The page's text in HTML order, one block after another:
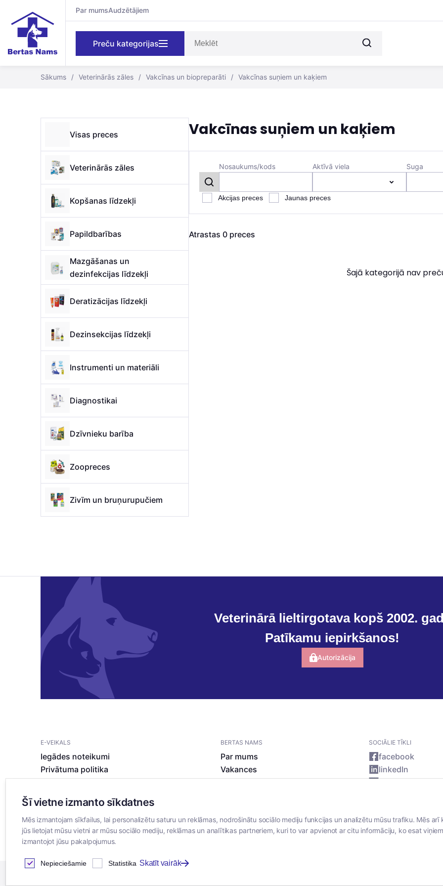
Par mumsAudzētājiem
Preču kategorijas
Sākums / Veterinārās zāles / Vakcīnas un biopreparāti / Vakcīnas suņiem un kaķiem
Visas preces
Veterinārās zāles
Kopšanas līdzekļi
Papildbarības
Mazgāšanas un
dezinfekcijas līdzekļi
Deratizācijas līdzekļi
Dezinsekcijas līdzekļi
Instrumenti un materiāli
Diagnostikai
Dzīvnieku barība
Zoopreces
Zivīm un bruņurupučiem
Vakcīnas suņiem un kaķiem
Nosaukums/kods Aktīvā viela Suga
Akcijas preces Jaunas preces
Atrastas 0preces
Šajā kategorijā nav
Veterinārā lieltirgotava kopš 2002.
Patīkamu iepirkšanos!
Autorizācija
E-VEIKALS
Iegādes noteikumi
Privātuma politika
BERTAS NAMS
Par mums
Vakances
SOCIĀLIE TĪKLI
facebook
linkedIn
Šī vietne izmanto sīkdatnes
Mēs izmantojam sīkfailus, lai personalizētu saturu un reklāmas, nodrošinātu sociālo mediju funkcijas un analizētu mūsu trafiku. Mēs
jūs lietojat mūsu vietni ar mūsu sociālo mediju, reklāmas un analītikas partneriem, kuri to var apvienot ar citu informāciju, ko esat
izmantojot jūsu pakalpojumus.
Nepieciešamie Statistika Skatīt vairāk